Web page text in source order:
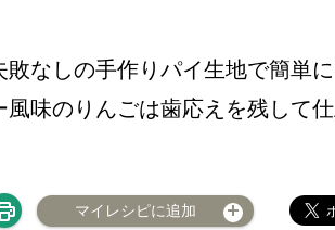
敗なしの手作りパイ生地で簡単
風味のりんごは歯応えを残して仕
マイレシピに追加